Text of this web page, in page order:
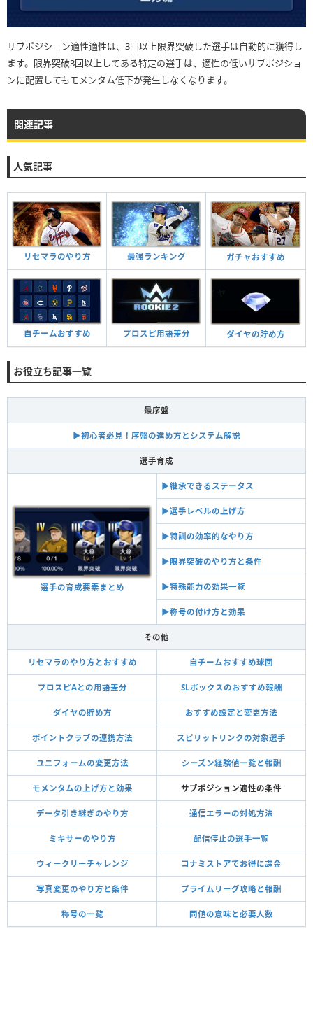
サブポジション適性適性は、3回以上限界突破した選手は自動的に獲得し
ます。限界突破3回以上してある特定の選手は、適性の低いサブポジショ
ンに配置してもモメンタム低下が発生しなくなります。
関連記事
人気記事
リセマラのやり方 最強ランキング ガチャおすすめ
自チームおすすめ プロスピ用語差分 ダイヤの貯め方
お役立ち記事一覧
最序盤
▶︎初心者必見！序盤の進め方とシステム解説
選手育成
選手の育成要素まとめ
▶︎継承できるステータス
▶︎選手レベルの上げ方
▶︎特訓の効率的なやり方
▶︎限界突破のやり方と条件
▶︎特殊能力の効果一覧
▶︎称号の付け方と効果
その他
リセマラのやり方とおすすめ 自チームおすすめ球団
プロスピAとの用語差分 SLボックスのおすすめ報酬
ダイヤの貯め方 おすすめ設定と変更方法
ポイントクラブの連携方法 スピリットリンクの対象選手
ユニフォームの変更方法 シーズン経験値一覧と報酬
モメンタムの上げ方と効果 サブポジション適性の条件
データ引き継ぎのやり方 通信エラーの対処方法
ミキサーのやり方 配信停止の選手一覧
ウィークリーチャレンジ コナミストアでお得に課金
写真変更のやり方と条件 プライムリーグ攻略と報酬
称号の一覧 同値の意味と必要人数